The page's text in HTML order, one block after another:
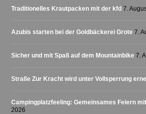
Traditionelles Krautpacken mit der kfd 7.
Azubis starten bei der Goldbäckerei Grote 7.
Sicher und mit Spaß auf dem Mountainbike 7.
Straße Zur Kracht wird unter Vollsperrung
Campingplatzfeeling: Gemeinsames Feiern
2026